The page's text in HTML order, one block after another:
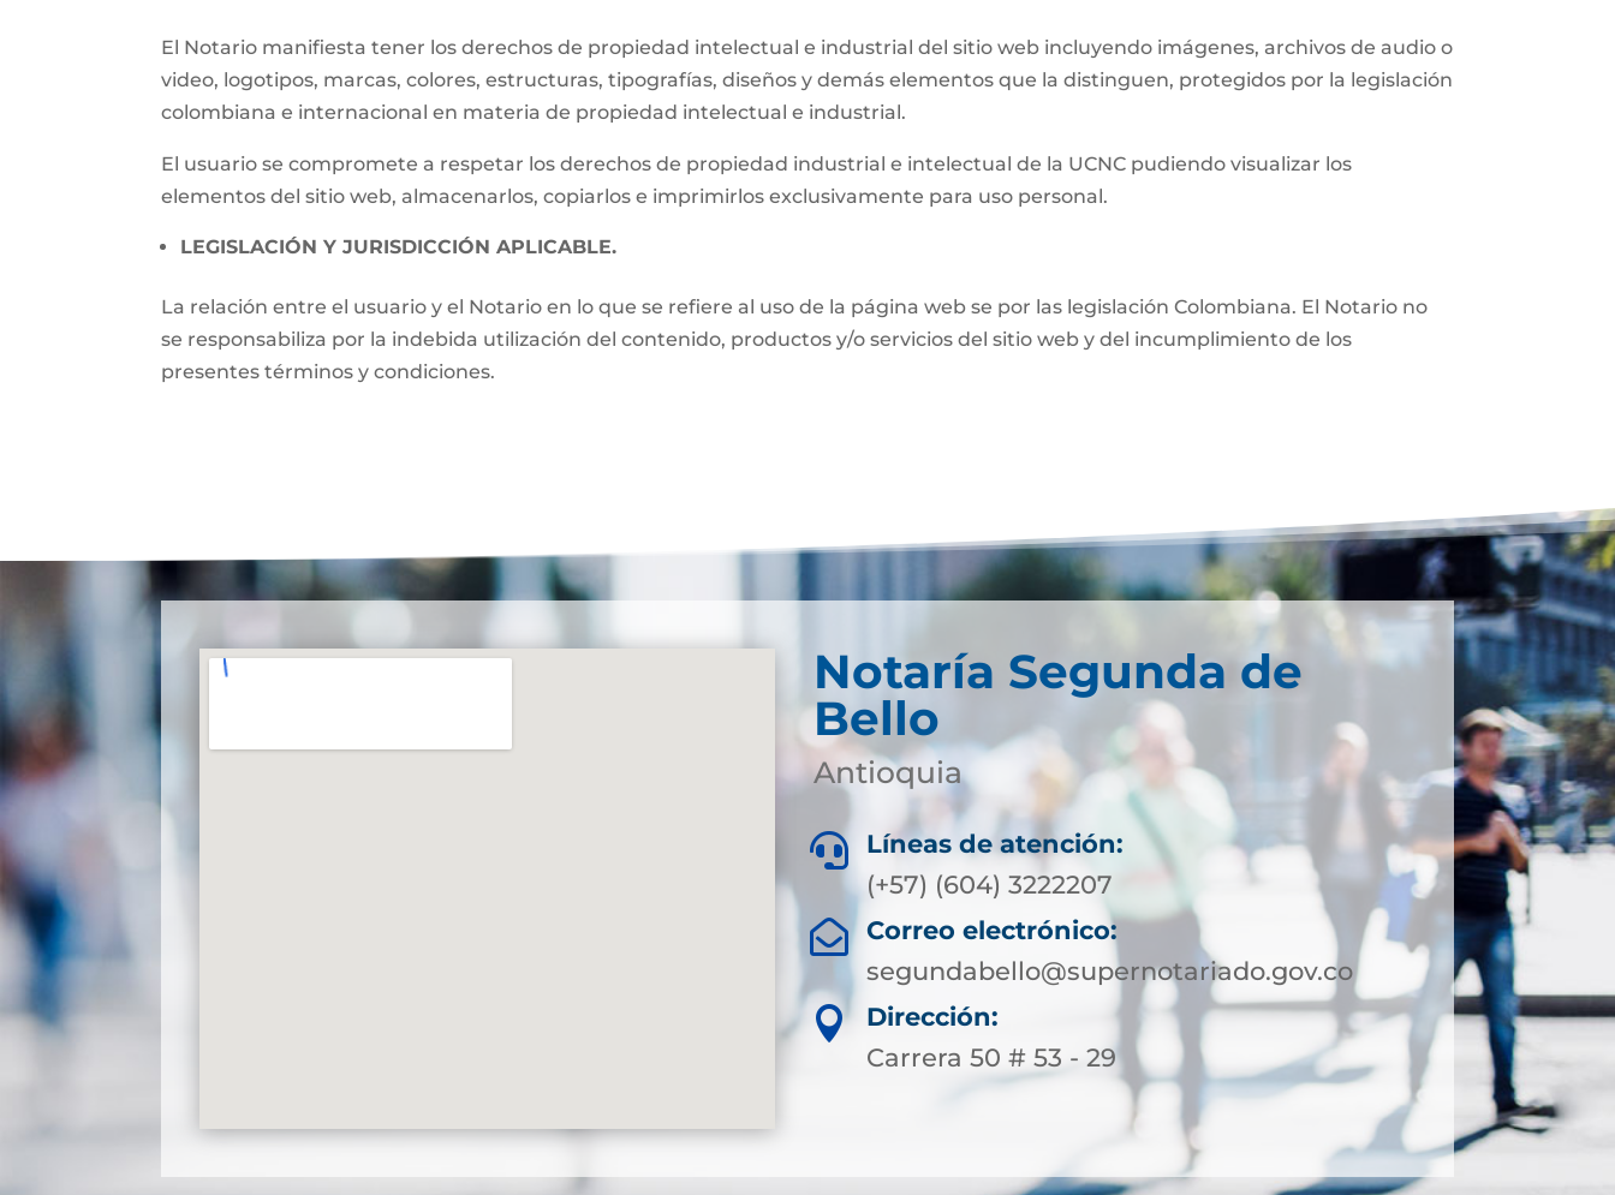
El Notario manifiesta tener los derechos de propiedad intelectual e industrial del sitio web incluyendo imágenes, archivos de audio o
video, logotipos, marcas, colores, estructuras, tipografías, diseños y demás elementos que la distinguen, protegidos por la legislación
colombiana e internacional en materia de propiedad intelectual e industrial.
El usuario se compromete a respetar los derechos de propiedad industrial e intelectual de la UCNC pudiendo visualizar los
elementos del sitio web, almacenarlos, copiarlos e imprimirlos exclusivamente para uso personal.
LEGISLACIÓN Y JURISDICCIÓN APLICABLE.
La relación entre el usuario y el Notario en lo que se refiere al uso de la página web se por las legislación Colombiana. El Notario no
se responsabiliza por la indebida utilización del contenido, productos y/o servicios del sitio web y del incumplimiento de los
presentes términos y condiciones.
Notaría Segunda de
Bello
Antioquia

Líneas de atención:
(+57) (604) 3222207

Correo electrónico:
segundabello@supernotariado.gov.co

Dirección:
Carrera 50 # 53 - 29